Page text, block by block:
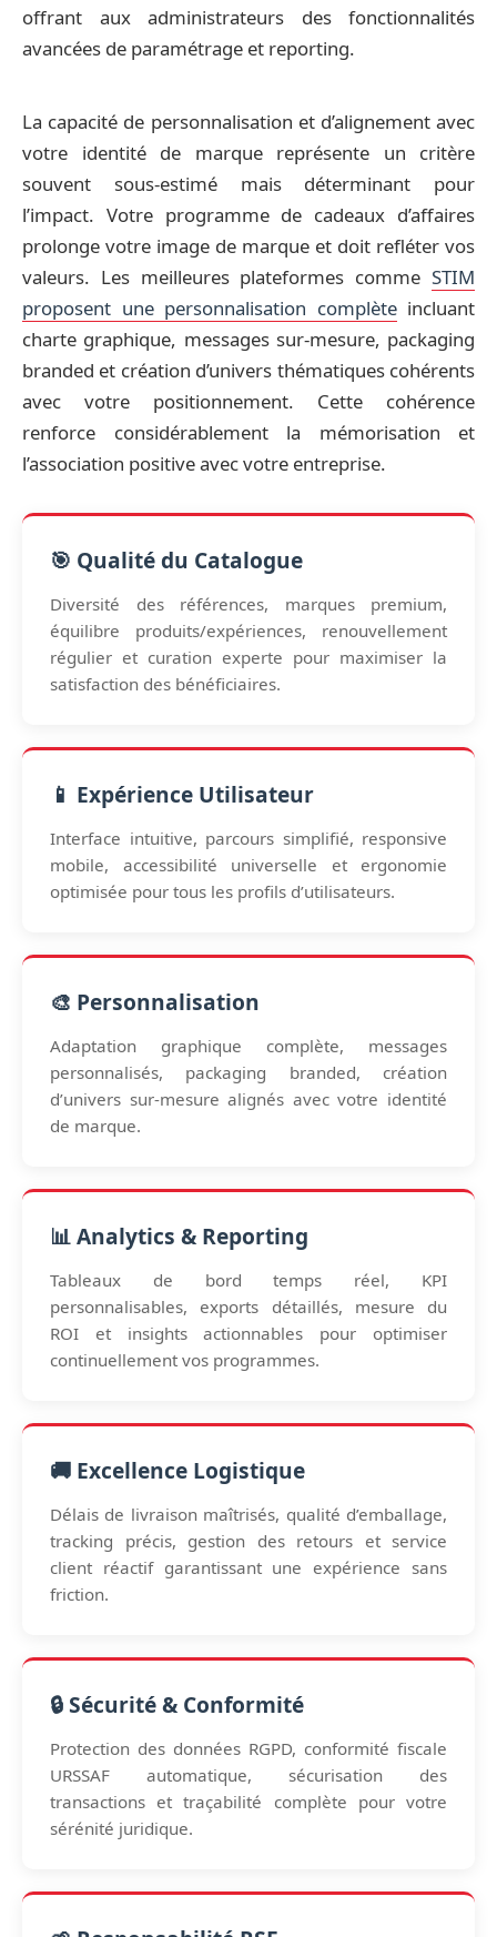
offrant aux administrateurs des fonctionnalités
avancées de paramétrage et reporting.
La capacité de personnalisation et d’alignement avec
votre identité de marque représente un critère
souvent sous-estimé mais déterminant pour
l’impact. Votre programme de cadeaux d’affaires
prolonge votre image de marque et doit refléter vos
valeurs. Les meilleures plateformes comme STIM
proposent une personnalisation complèteincluant
charte graphique, messages sur-mesure, packaging
branded et création d’univers thématiques cohérents
avec votre positionnement. Cette cohérence
renforce considérablement la mémorisation et
l’association positive avec votre entreprise.
🎯 Qualité du Catalogue
Diversité des références, marques premium,
équilibre produits/expériences, renouvellement
régulier et curation experte pour maximiser la
satisfaction des bénéficiaires.
📱 Expérience Utilisateur
Interface intuitive, parcours simplifié, responsive
mobile, accessibilité universelle et ergonomie
optimisée pour tous les profils d’utilisateurs.
🎨 Personnalisation
Adaptation graphique complète, messages
personnalisés, packaging branded, création
d’univers sur-mesure alignés avec votre identité
de marque.
📊 Analytics & Reporting
Tableaux de bord temps réel, KPI
personnalisables, exports détaillés, mesure du
ROI et insights actionnables pour optimiser
continuellement vos programmes.
🚚 Excellence Logistique
Délais de livraison maîtrisés, qualité d’emballage,
tracking précis, gestion des retours et service
client réactif garantissant une expérience sans
friction.
🔒 Sécurité & Conformité
Protection des données RGPD, conformité fiscale
URSSAF automatique, sécurisation des
transactions et traçabilité complète pour votre
sérénité juridique.